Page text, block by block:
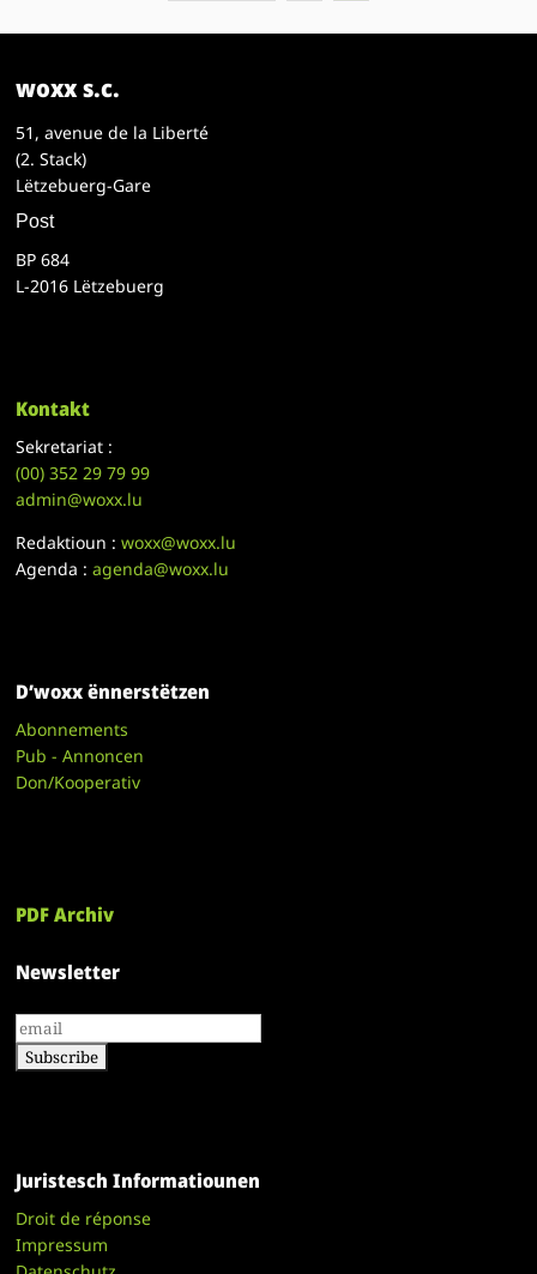
woxx s.c.
51, avenue de la Liberté
(2. Stack)
Lëtzebuerg-Gare
Post
BP 684
L-2016 Lëtzebuerg
Kontakt
Sekretariat :
(00)352 29 79 99
admin@woxx.lu
Redaktioun :woxx@woxx.lu
Agenda :agenda@woxx.lu
D’woxx ënnerstëtzen
Abonnements
Pub - Annoncen
Don/Kooperativ
PDF Archiv
Newsletter
Juristesch Informatiounen
Droit de réponse
Impressum